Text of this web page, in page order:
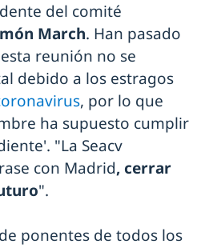
del comité
March. Han pasado
reunión no se
debido a los estragos
, por lo que
ha supuesto cumplir
"La Seacv
con Madrid, cerrar
".
ponentes de todos los